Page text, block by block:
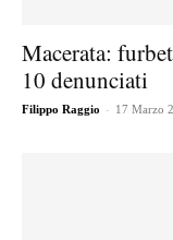
Macerata:
10 denunciati
Filippo Raggio - 17 Marzo